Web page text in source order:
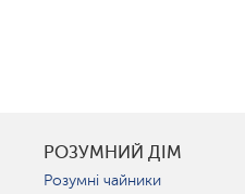
РОЗУМНИЙ ДІМ
Розумні чайники